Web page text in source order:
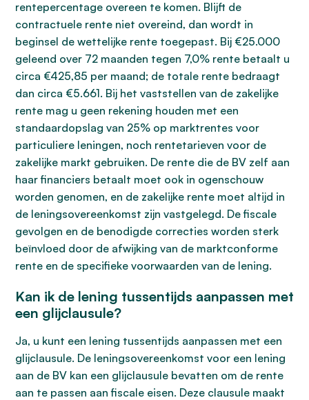
rentepercentage overeen te komen. Blijft de
contractuele rente niet overeind, dan wordt in
beginsel de wettelijke rente toegepast. Bij €25.000
geleend over 72 maanden tegen 7,0% rente betaalt u
circa €425,85 per maand; de totale rente bedraagt
dan circa €5.661. Bij het vaststellen van de zakelijke
rente mag u geen rekening houden met een
standaardopslag van 25% op marktrentes voor
particuliere leningen, noch rentetarieven voor de
zakelijke markt gebruiken. De rente die de BV zelf aan
haar financiers betaalt moet ook in ogenschouw
worden genomen, en de zakelijke rente moet altijd in
de leningsovereenkomst zijn vastgelegd. De fiscale
gevolgen en de benodigde correcties worden sterk
beïnvloed door de afwijking van de marktconforme
rente en de specifieke voorwaarden van de lening.
Kan ik de lening tussentijds aanpassen met
een glijclausule?
Ja, u kunt een lening tussentijds aanpassen met een
glijclausule. De leningsovereenkomst voor een lening
aan de BV kan een glijclausule bevatten om de rente
aan te passen aan fiscale eisen. Deze clausule maakt